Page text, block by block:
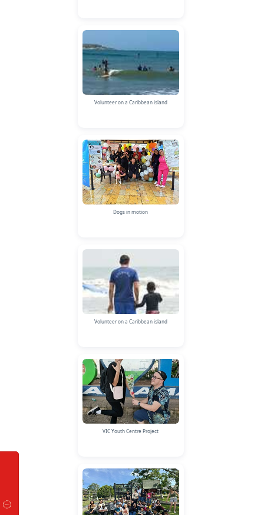
Volunteer on a Caribbean island
Dogs in motion
Volunteer on a Caribbean island
VIC Youth Centre Project